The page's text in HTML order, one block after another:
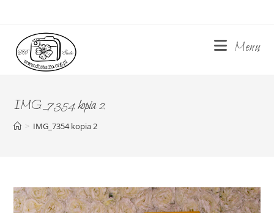
content
Menu
IMG_7354 kopia 2
> IMG_7354 kopia 2